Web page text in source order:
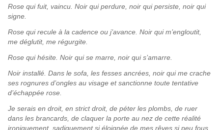
Rose qui fuit, vaincu. Noir qui perdure, noir qui persiste, noir qui
signe.
Rose qui recule à la cadence ou j’avance. Noir qui m’engloutit,
me déglutit, me régurgite.
Rose qui hésite. Noir qui se marre, noir qui s’amarre.
Noir installé. Dans le sofa, les fesses ancrées, noir qui me crache
ses rognures d’ongles au visage et sanctionne toute tentative
d’échappée rose.
Je serais en droit, en strict droit, de péter les plombs, de ruer
dans les brancards, de claquer la porte au nez de cette réalité
ironiquement, sadiquement si éloignée de mes rêves si peu fous